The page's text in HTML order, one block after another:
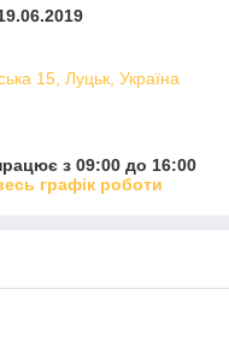
15, Луцьк, Україна
з 09:00 до 16:00
графік роботи